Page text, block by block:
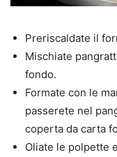
Preriscaldate il
Mischiate
fondo.
Formate con le
passerete nel
coperta da carta
Oliate le polpette